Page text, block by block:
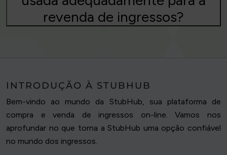
revenda de ingressos?
INTRODUÇÃO À STUBHUB
Bem-vindo ao mundo da StubHub, sua plataforma de
compra e venda de ingressos on-line. Vamos nos
aprofundar no que torna a StubHub uma opção confiável
no mundo dos ingressos.